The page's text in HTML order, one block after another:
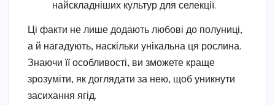
найскладніших культур для селекції.
Ці факти не лише додають любові до полуниці,
а й нагадують, наскільки унікальна ця рослина.
Знаючи її особливості, ви зможете краще
зрозуміти, як доглядати за нею, щоб уникнути
засихання ягід.